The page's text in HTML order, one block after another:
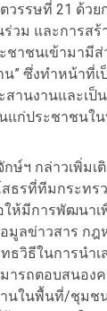
วรรษที่ 21 ด้วย
วม และการสร้
ชาชนเข้ามามี
น” ซึ่งทำหน้าที่
สานงานและเป็
แก่ประชาชนใ
กษ์ฯ กล่าวเพิ่มเ
ธรที่ทีมกระทร
ให้มีการพัฒนา
มูลข่าวสาร กฎ
ธวิธีในการนำ
ารถตอบสนอง
นในพื้นที่/ชุมช